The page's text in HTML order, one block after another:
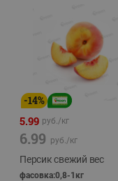
-14%
5.99 руб./кг
6.99 руб./кг
Персик свежий вес
фасовка:0,8-1кг